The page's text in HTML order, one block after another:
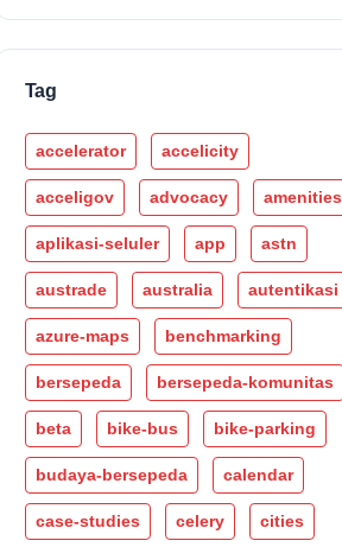
Tag
accelerator accelicity
acceligov advocacy amenities
aplikasi-seluler app astn
austrade australia autentikasi
azure-maps benchmarking
bersepeda bersepeda-komunitas
beta bike-bus bike-parking
budaya-bersepeda calendar
case-studies celery cities